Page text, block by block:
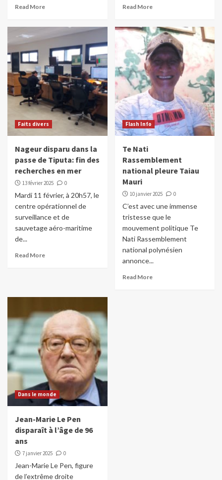
Read More Read More
Faits divers
Nageur disparu dans la
passe de Tiputa: fin des
recherches en mer
13 février 2025 0
Mardi 11 février, à 20h57, le
centre opérationnel de
surveillance et de
sauvetage aéro-maritime
de...
Read More
Flash Info
Te Nati
Rassemblement
national pleure Taiau
Mauri
10 janvier 2025 0
C’est avec une immense
tristesse que le
mouvement politique Te
Nati Rassemblement
national polynésien
annonce...
Read More
Dans le monde
Jean-Marie Le Pen
disparaît à l’âge de 96
ans
7 janvier 2025 0
Jean-Marie Le Pen, figure
de l’extrême droite